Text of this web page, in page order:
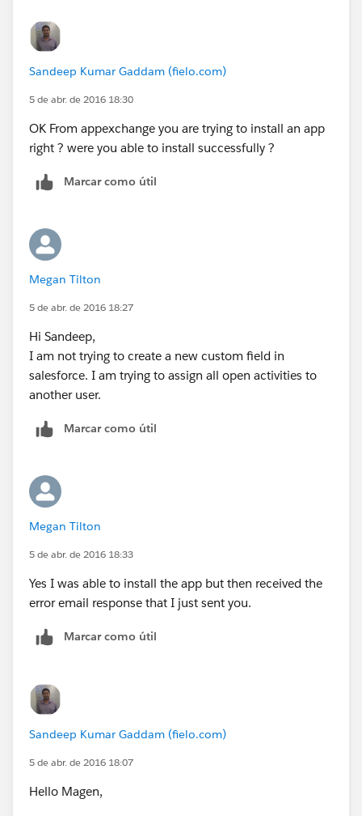
Sandeep Kumar Gaddam (fielo.com)
5 de abr. de 2016 18:30
OK From appexchange you are trying to install an app
right ? were you able to install successfully ?
Marcar como útil
Megan Tilton
5 de abr. de 2016 18:27
Hi Sandeep,
I am not trying to create a new custom field in
salesforce. I am trying to assign all open activities to
another user.
Marcar como útil
Megan Tilton
5 de abr. de 2016 18:33
Yes I was able to install the app but then received the
error email response that I just sent you.
Marcar como útil
Sandeep Kumar Gaddam (fielo.com)
5 de abr. de 2016 18:07
Hello Magen,